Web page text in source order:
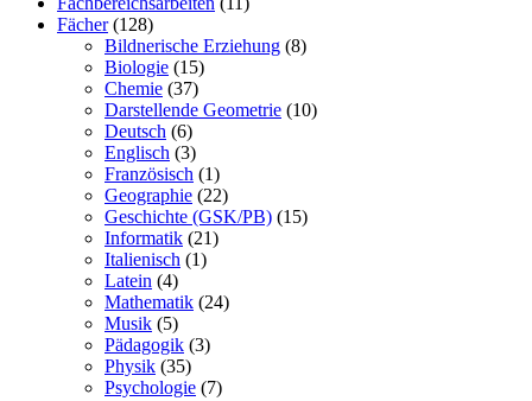
Fächer(128)
Bildnerische Erziehung (8)
Biologie (15)
Chemie (37)
Darstellende Geometrie (10)
Deutsch (6)
Englisch (3)
Französisch (1)
Geographie (22)
Geschichte (GSK/PB) (15)
Informatik (21)
Italienisch (1)
Latein (4)
Mathematik (24)
Musik (5)
Pädagogik (3)
Physik (35)
Psychologie (7)